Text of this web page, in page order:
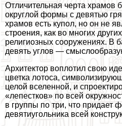
Отличительная черта храмов
округлой формы с девятью
храмов есть купол, но он не
строения, как во многих
религиозных сооружениях. В
девять углов —
Архитектор воплотил свою
цветка лотоса,
целой вселенной, и
«лепестков» по всей
в группы по три, что придает
девятиугольника всей